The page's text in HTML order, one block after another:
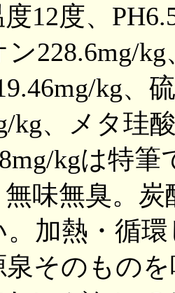
12度、
ン228.6mg/
kg、
kg、メタ珪
kgは特
味無臭。
。加熱・循
そのもの